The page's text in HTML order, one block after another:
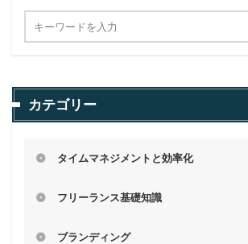
カテゴリー
タイムマネジメントと効率化
フリーランス基礎知識
ブランディング